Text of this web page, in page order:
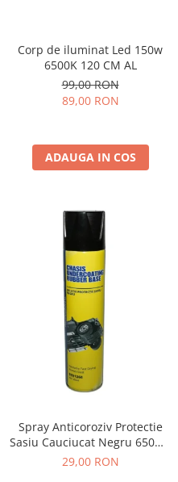
Corp de iluminat Led 150w
6500K 120 CM AL
99,00 RON
89,00 RON
ADAUGA IN COS
Spray Anticoroziv Protectie
Sasiu Cauciucat Negru 650ml,
Insonorizant Auto
29,00 RON